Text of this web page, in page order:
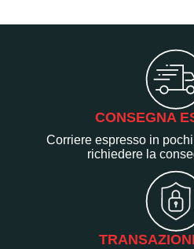
CONSEGNA
Corriere espresso in
richiedere la